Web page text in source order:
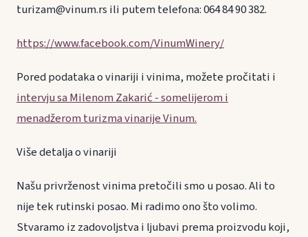
turizam@vinum.rs ili putem telefona: 064 84 90 382.
https://www.facebook.com/VinumWinery/
Pored podataka o vinariji i vinima, možete pročitati i
intervju sa Milenom Zakarić - somelijerom i
menadžerom turizma vinarije Vinum.
Više detalja o vinariji
Našu privrženost vinima pretočili smo u posao. Ali to
nije tek rutinski posao. Mi radimo ono što volimo.
Stvaramo iz zadovoljstva i ljubavi prema proizvodu koji,